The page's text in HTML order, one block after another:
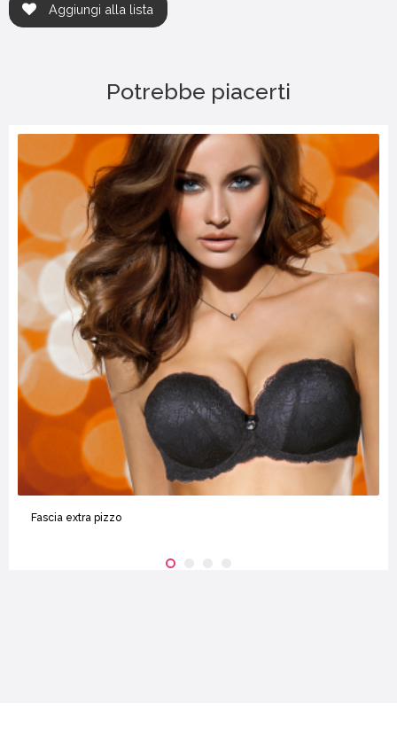
Aggiungi alla lista
Potrebbe piacerti
Fascia extra pizzo